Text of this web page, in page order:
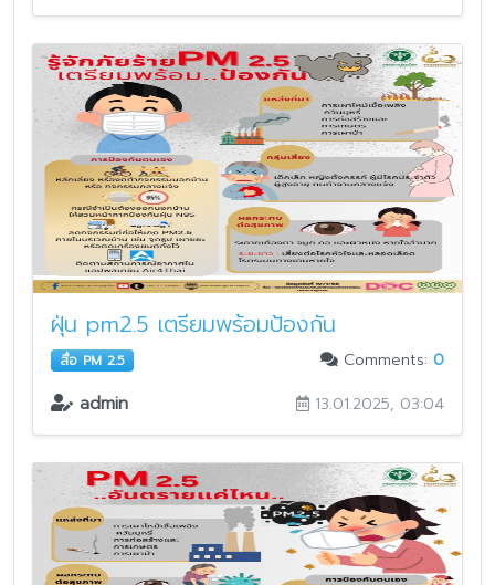
ฝุ่น pm2.5 เตรียมพร้อมป้องกัน
สื่อ PM 2.5 Comments: 0
admin 13.01.2025, 03:04